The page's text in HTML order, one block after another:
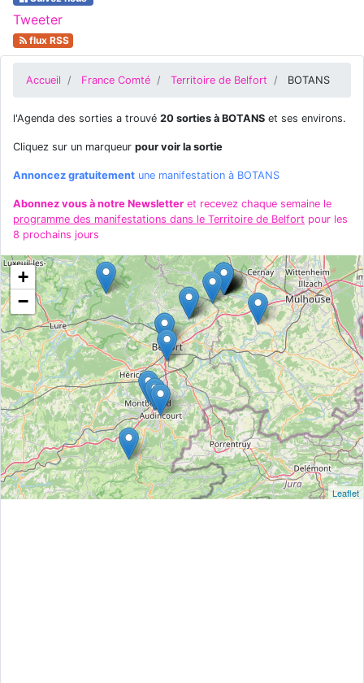
Tweeter
flux RSS
Accueil France Comté Territoire de Belfort BOTANS
l'Agenda des sorties a trouvé 20 sorties à BOTANS et ses environs.
Cliquez sur un marqueur pour voir la sortie
Annoncez gratuitement une manifestation à BOTANS
Abonnez vous à notre Newsletter et recevez chaque semaine le
programme des manifestations dans le Territoire de Belfort pour les
8 prochains jours
+
−
Leaflet